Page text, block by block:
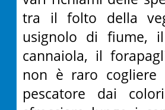
tra il folto della
usignolo di fiume,
cannaiola, il
non è raro
pescatore dai